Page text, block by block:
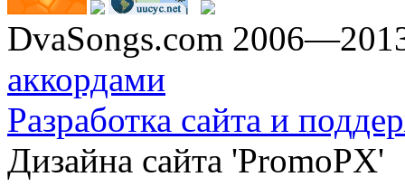
DvaSongs.com
аккордами
Разработка сайта и
Дизайна сайта 'PromoPX'